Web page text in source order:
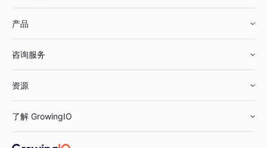
鞋服行业
汽车行业
产品
智能运营
咨询服务
资源
了解 GrowingIO